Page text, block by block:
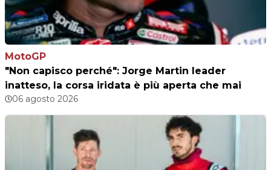
MotoGP
"Non capisco perché": Jorge Martin leader
inatteso, la corsa iridata è più aperta che mai
06 agosto 2026